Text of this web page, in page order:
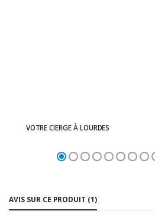
VOTRE CIERGE À LOURDES
AVIS SUR CE PRODUIT (1)